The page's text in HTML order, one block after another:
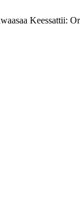
Keessattii: